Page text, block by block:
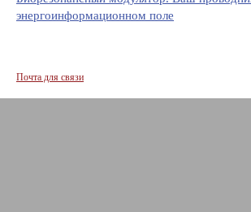
энергоинформационном поле
Почта для связи